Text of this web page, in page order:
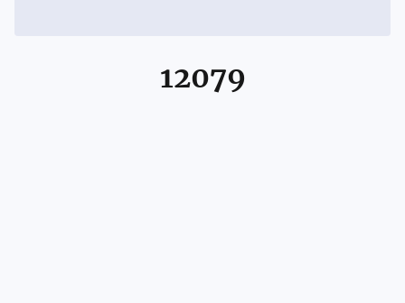
12079